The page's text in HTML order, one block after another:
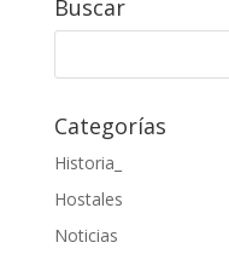
Buscar
Categorías
Historia_
Hostales
Noticias